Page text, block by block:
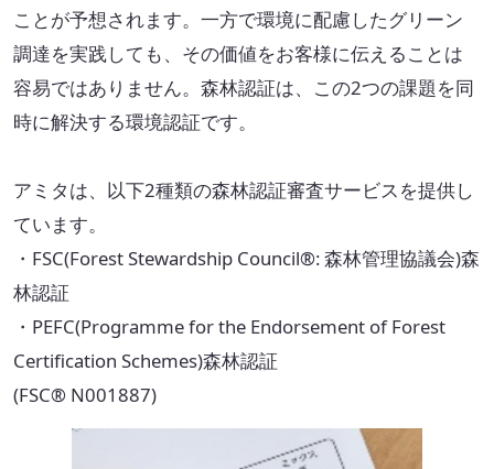
循環資源（サーキュラーマテリアル）製造
TOP
スマートファクトリー
産業廃棄物の100%リサイクル｜独自技術
リサイクル実績
循環資源製造所拠点一覧
処理委託先の選定
ことが予想されます。一方で環境に配慮したグリーン
調達を実践しても、その価値をお客様に伝えることは
容易ではありません。森林認証は、この2つの課題を同
時に解決する環境認証です。
アミタは、以下2種類の森林認証審査サービスを提供し
ています。
・FSC(Forest Stewardship Council®: 森林管理協議会)森
林認証
・PEFC(Programme for the Endorsement of Forest
Certification Schemes)森林認証
(FSC® N001887)